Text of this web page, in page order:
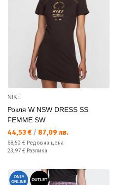
NIKE
Рокля W NSW DRESS SS
FEMME SW
Текуща цена:
44,53 € / 87,09 лв.
Редовна цена:
68,50 € Редовна цена
Спестявате:
23,97 € Разлика
ONLY
ONLINE
OUTLET